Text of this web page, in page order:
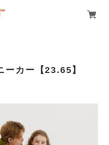
ーカー【23.65】